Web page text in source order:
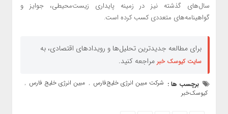
سال‌های گذشته نیز در زمینه پایداری زیست‌محیطی، جوایز و
گواهینامه‌های متعددی کسب کرده است.
برای مطالعه جدیدترین تحلیل‌ها و رویدادهای اقتصادی، به
سایت کیوسک خبر مراجعه کنید.
برچسب ها : شرکت مبین انرژی خلیج‌فارس , مبین انرژی خلیج فارس ,
کیوسک‌خبر